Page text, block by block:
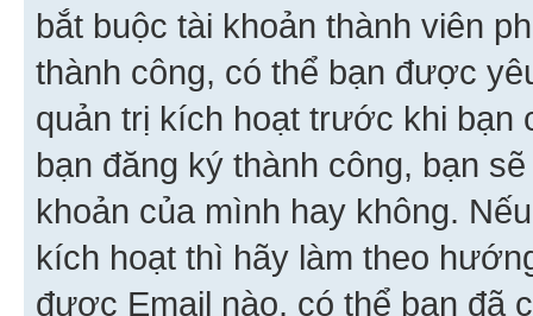
bắt buộc tài khoản thành viên
thành công, có thể bạn được
quản trị kích hoạt trước khi bạn
bạn đăng ký thành công, bạn
khoản của mình hay không.
kích hoạt thì hãy làm theo
được Email nào, có thể bạn đã